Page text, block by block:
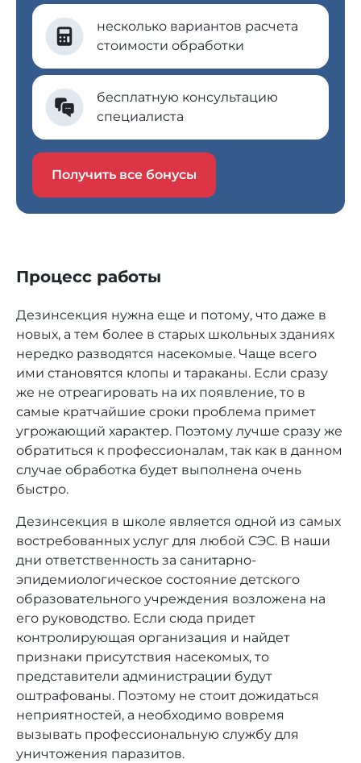
Получить все бонусы
несколько вариантов расчета
стоимости обработки
бесплатную консультацию
специалиста
Процесс работы
Дезинсекция нужна еще и потому, что даже в
новых, а тем более в старых школьных зданиях
нередко разводятся насекомые. Чаще всего
ими становятся клопы и тараканы. Если сразу
же не отреагировать на их появление, то в
самые кратчайшие сроки проблема примет
угрожающий характер. Поэтому лучше сразу же
обратиться к профессионалам, так как в данном
случае обработка будет выполнена очень
быстро.
Дезинсекция в школе является одной из самых
востребованных услуг для любой СЭС. В наши
дни ответственность за санитарно-
эпидемиологическое состояние детского
образовательного учреждения возложена на
его руководство. Если сюда придет
контролирующая организация и найдет
признаки присутствия насекомых, то
представители администрации будут
оштрафованы. Поэтому не стоит дожидаться
неприятностей, а необходимо вовремя
вызывать профессиональную службу для
уничтожения паразитов.